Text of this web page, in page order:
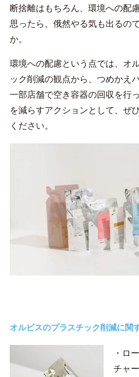
断捨離はもちろん、環境への配
思ったら、俄然やる気も出るの
か。
環境への配慮という点では、オ
ック削減の観点から、つめかえ
一部店舗で空き容器の回収を行
を減らすアクションとして、ぜ
ください。
オルビスのプラスチック削減に関
・ロ
チャ